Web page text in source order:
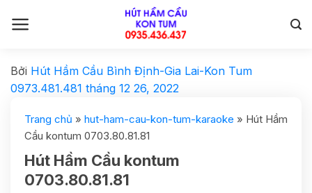
Bởi Hút Hầm Cầu Bình Định-Gia Lai-Kon Tum
0973.481.481 tháng 12 26, 2022
Trang chủ » hut-ham-cau-kon-tum-karaoke » Hút Hầm
Cầu kontum 0703.80.81.81
Hút Hầm Cầu kontum
0703.80.81.81